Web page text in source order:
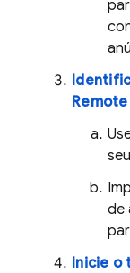
de
Inicie o